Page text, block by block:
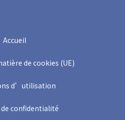
Accueil
de cookies (UE)
d’utilisation
confidentialité